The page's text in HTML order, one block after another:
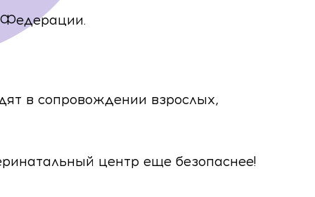
Федерации.
в сопровождении взрослых,
центр еще безопаснее!